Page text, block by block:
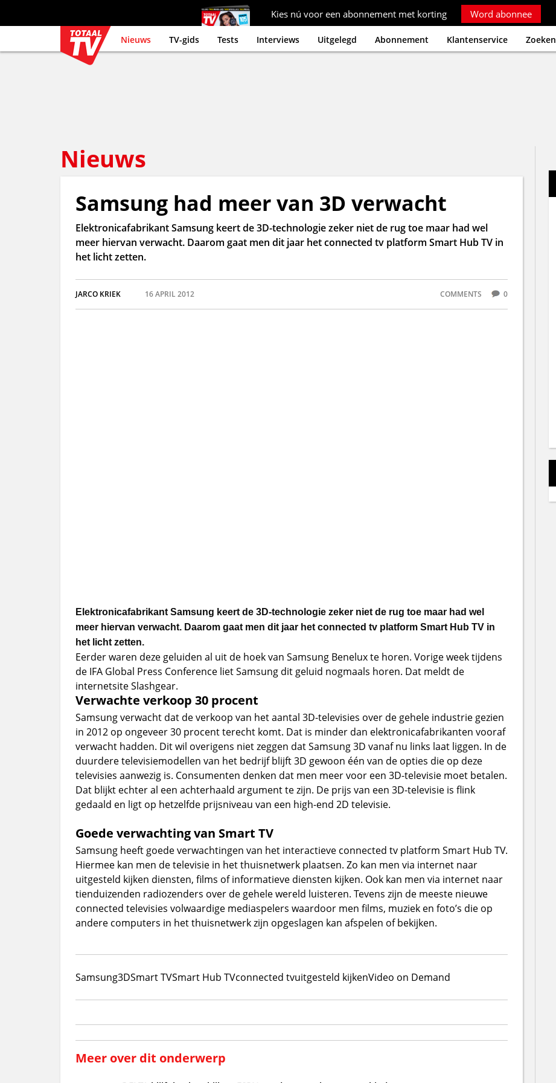
Kies nú voor een abonnement met korting Word abonnee
Nieuws TV-gids Tests Interviews Uitgelegd Abonnement Klantenservice Zoeken
Nieuws
Samsung had meer van 3D verwacht
Elektronicafabrikant Samsung keert de 3D-technologie zeker niet de rug toe maar had wel
meer hiervan verwacht. Daarom gaat men dit jaar het connected tv platform Smart Hub TV in
het licht zetten.
JARCO KRIEK 16 APRIL 2012 COMMENTS 0
Elektronicafabrikant Samsung keert de 3D-technologie zeker niet de rug toe maar had wel
meer hiervan verwacht. Daarom gaat men dit jaar het connected tv platform Smart Hub TV in
het licht zetten.
Eerder waren deze geluiden al uit de hoek van Samsung Benelux te horen. Vorige week tijdens
de IFA Global Press Conference liet Samsung dit geluid nogmaals horen. Dat meldt de
internetsite Slashgear.
Verwachte verkoop 30 procent
Samsung verwacht dat de verkoop van het aantal 3D-televisies over de gehele industrie gezien
in 2012 op ongeveer 30 procent terecht komt. Dat is minder dan elektronicafabrikanten vooraf
verwacht hadden. Dit wil overigens niet zeggen dat Samsung 3D vanaf nu links laat liggen. In de
duurdere televisiemodellen van het bedrijf blijft 3D gewoon één van de opties die op deze
televisies aanwezig is. Consumenten denken dat men meer voor een 3D-televisie moet betalen.
Dat blijkt echter al een achterhaald argument te zijn. De prijs van een 3D-televisie is flink
gedaald en ligt op hetzelfde prijsniveau van een high-end 2D televisie.
Goede verwachting van Smart TV
Samsung heeft goede verwachtingen van het interactieve connected tv platform Smart Hub TV.
Hiermee kan men de televisie in het thuisnetwerk plaatsen. Zo kan men via internet naar
uitgesteld kijken diensten, films of informatieve diensten kijken. Ook kan men via internet naar
tienduizenden radiozenders over de gehele wereld luisteren. Tevens zijn de meeste nieuwe
connected televisies volwaardige mediaspelers waardoor men films, muziek en foto’s die op
andere computers in het thuisnetwerk zijn opgeslagen kan afspelen of bekijken.
Samsung3DSmart TVSmart Hub TVconnected tvuitgesteld kijkenVideo on Demand
Meer over dit onderwerp